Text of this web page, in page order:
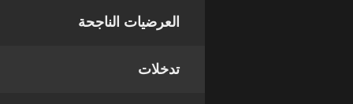
العرضيات الناجحة
تدخلات